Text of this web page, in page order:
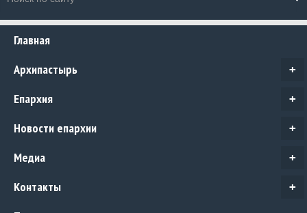
Главная
+
Архипастырь
+
Епархия
+
Новости епархии
+
Медиа
+
Контакты